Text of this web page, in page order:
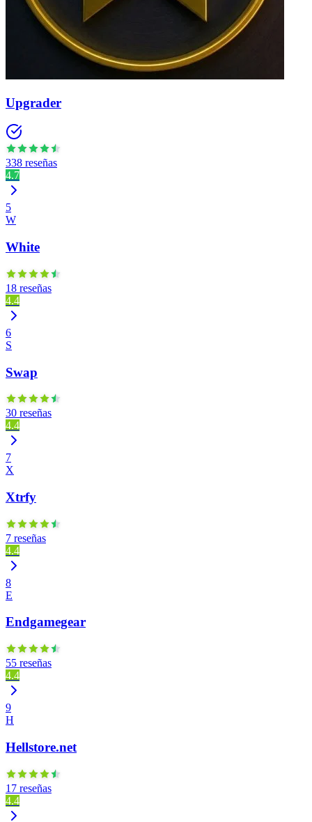
Upgrader
338 reseñas
4.7
5
W
White
18 reseñas
4.4
6
S
Swap
30 reseñas
4.4
7
X
Xtrfy
7 reseñas
4.4
8
E
Endgamegear
55 reseñas
4.4
9
H
Hellstore.net
17 reseñas
4.4